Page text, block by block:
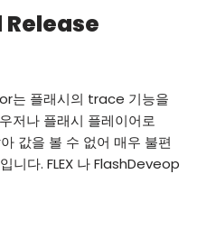
는 플래시의 trace 기능을
저나 플래시 플레이어로
값을 볼 수 없어 매우 불편
니다. FLEX 나 FlashDeveop